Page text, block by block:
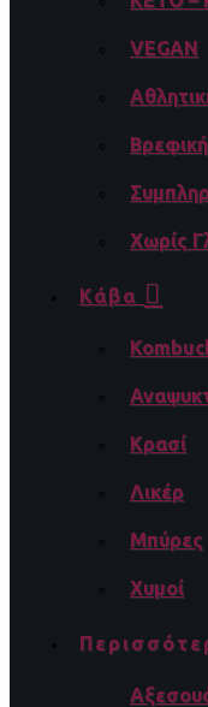
VEGAN
Χωρίς
Κάβα
Κρασί
Λικέρ
Μπύρες
Χυμοί